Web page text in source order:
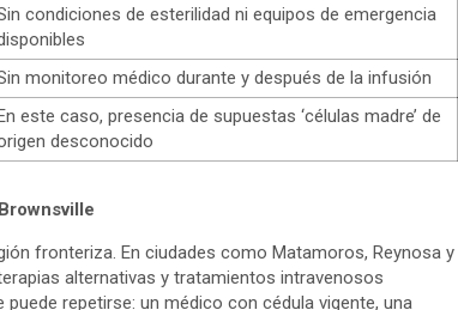
condiciones de esterilidad ni equipos de emergencia
monitoreo médico durante y después de la infusión
este caso, presencia de supuestas ‘células madre’ de
desconocido
fronteriza. En ciudades como Matamoros, Reynosa y
alternativas y tratamientos intravenosos
repetirse: un médico con cédula vigente, una